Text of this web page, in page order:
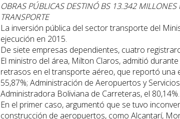
OBRAS PÚBLICAS DESTINÓ BS 13.342
TRANSPORTE
La inversión pública del sector transporte del
ejecución en 2015.
De siete empresas dependientes, cuatro
El ministro del área, Milton Claros, admitió
retrasos en el transporte aéreo, que reportó una
55,87%; Administración de Aeropuertos y
Administradora Boliviana de Carreteras, el 80,14%.
En el primer caso, argumentó que se tuvo
construcción de aeropuertos, como Alcantarí,